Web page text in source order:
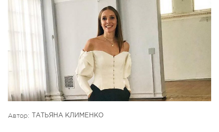
Автор: ТАТЬЯНА КЛИМЕНКО